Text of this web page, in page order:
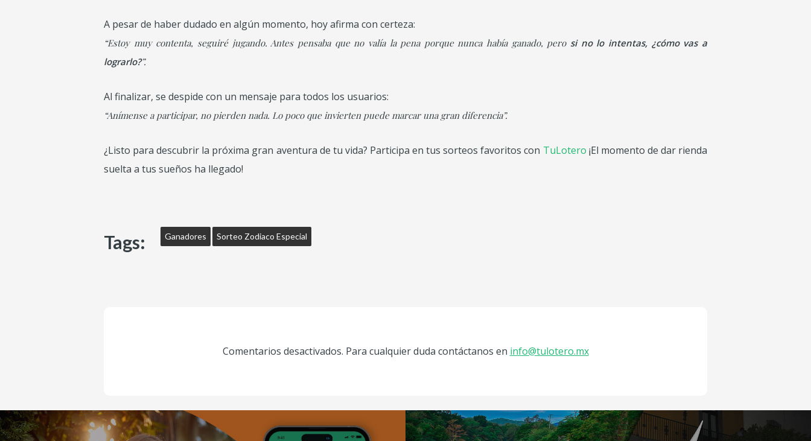
A pesar de haber dudado en algún momento, hoy afirma con certeza:
“Estoy muy contenta, seguiré jugando. Antes pensaba que no valía la pena porque nunca había ganado, pero si no lo intentas, ¿cómo vas a
lograrlo?”.
Al finalizar, se despide con un mensaje para todos los usuarios:
“Anímense a participar, no pierden nada. Lo poco que invierten puede marcar una gran diferencia”.
¿Listo para descubrir la próxima gran aventura de tu vida? Participa en tus sorteos favoritos con TuLotero ¡El momento de dar rienda
suelta a tus sueños ha llegado!
Tags: Ganadores Sorteo Zodiaco Especial
Comentarios desactivados. Para cualquier duda contáctanos en info@tulotero.mx